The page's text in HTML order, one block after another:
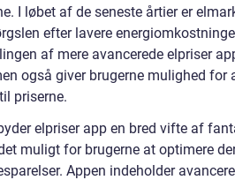
I løbet af de seneste årtier er
efter lavere
af mere avancerede elpriser
også giver brugerne mulighed
priserne.
elpriser app en bred vifte af
muligt for brugerne at optimere
Appen indeholder